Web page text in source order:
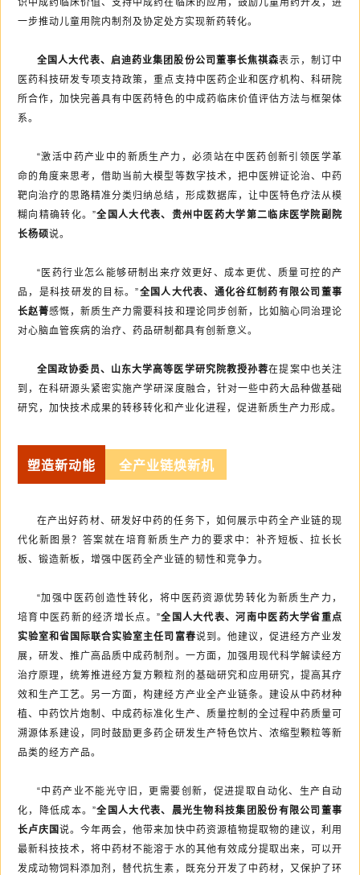
识中成药临床价值、支持中成药在临床的应用，鼓励儿童用药开发，进
一步推动儿童用院内制剂及协定处方实现新药转化。
全国人大代表、启迪药业集团股份公司董事长焦祺森表示，制订中
医药科技研发专项支持政策，重点支持中医药企业和医疗机构、科研院
所合作，加快完善具有中医药特色的中成药临床价值评估方法与框架体
系。
“激活中药产业中的新质生产力，必须站在中医药创新引领医学革
命的角度来思考，借助当前大模型等数字技术，把中医辨证论治、中药
靶向治疗的思路精准分类归纳总结，形成数据库，让中医特色疗法从模
糊向精确转化。”全国人大代表、贵州中医药大学第二临床医学院副院
长杨硕说。
“医药行业怎么能够研制出来疗效更好、成本更优、质量可控的产
品，是科技研发的目标。”全国人大代表、通化谷红制药有限公司董事
长赵菁感慨，新质生产力需要科技和理论同步创新，比如脑心同治理论
对心脑血管疾病的治疗、药品研制都具有创新意义。
全国政协委员、山东大学高等医学研究院教授孙蓉在提案中也关注
到，在科研源头紧密实施产学研深度融合，针对一些中药大品种做基础
研究，加快技术成果的转移转化和产业化进程，促进新质生产力形成。
塑造新动能 全产业链焕新机
在产出好药材、研发好中药的任务下，如何展示中药全产业链的现
代化新图景？答案就在培育新质生产力的要求中：补齐短板、拉长长
板、锻造新板，增强中医药全产业链的韧性和竞争力。
“加强中医药创造性转化，将中医药资源优势转化为新质生产力，
培育中医药新的经济增长点。”全国人大代表、河南中医药大学省重点
实验室和省国际联合实验室主任司富春说到。他建议，促进经方产业发
展，研发、推广高品质中成药制剂。一方面，加强用现代科学解读经方
治疗原理，统筹推进经方复方颗粒剂的基础研究和应用研究，提高其疗
效和生产工艺。另一方面，构建经方产业全产业链条。建设从中药材种
植、中药饮片炮制、中成药标准化生产、质量控制的全过程中药质量可
溯源体系建设，同时鼓励更多药企研发生产特色饮片、浓缩型颗粒等新
品类的经方产品。
“中药产业不能光守旧，更需要创新，促进提取自动化、生产自动
化，降低成本。”全国人大代表、晨光生物科技集团股份有限公司董事
长卢庆国说。今年两会，他带来加快中药资源植物提取物的建议，利用
最新科技技术，将中药材不能溶于水的其他有效成分提取出来，可以开
发成动物饲料添加剂，替代抗生素，既充分开发了中药材，又保护了环